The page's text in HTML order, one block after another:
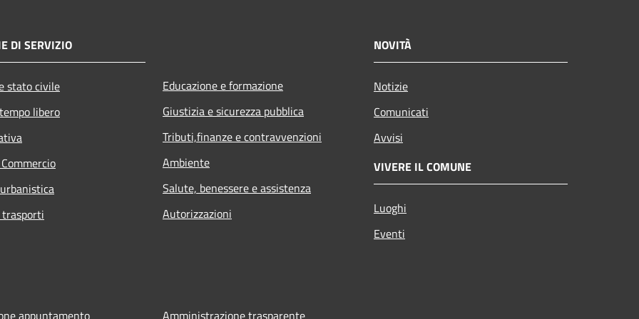
DI SERVIZIO
stato civile
libero
Educazione e formazione
Giustizia e sicurezza pubblica
Tributi,finanze e contravvenzioni
Ambiente
Salute, benessere e assistenza
Autorizzazioni
NOVITÀ
Notizie
Comunicati
Avvisi
VIVERE IL COMUNE
Luoghi
Eventi
appuntamento Amministrazione trasparente